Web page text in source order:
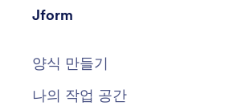
Jform
양식 만들기
나의 작업 공간